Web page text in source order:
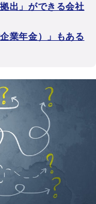
出」ができる会社
業年金）」もある